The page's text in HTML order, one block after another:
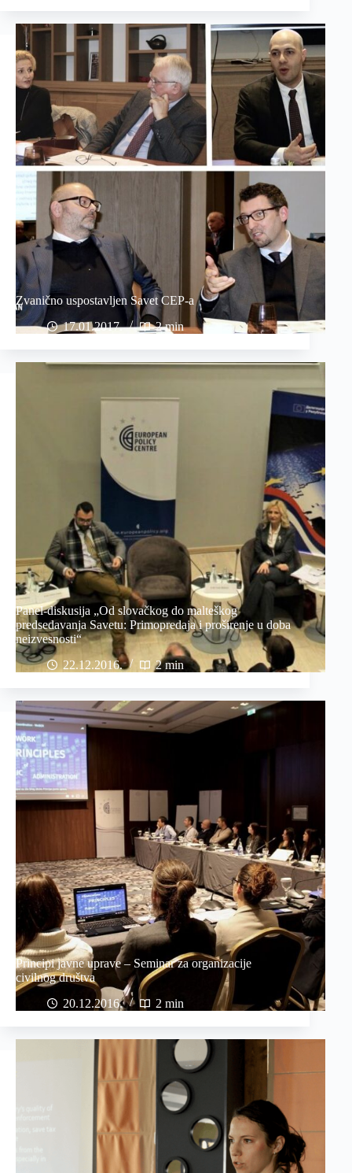
Zvanično uspostavljen Savet CEP-a
17.01.2017
2 min
Panel-diskusija „Od slovačkog do malteškog
predsedavanja Savetu: Primopredaja i proširenje u doba
neizvesnosti“
22.12.2016
2 min
Principi javne uprave – Seminar za organizacije
civilnog društva
20.12.2016
2 min